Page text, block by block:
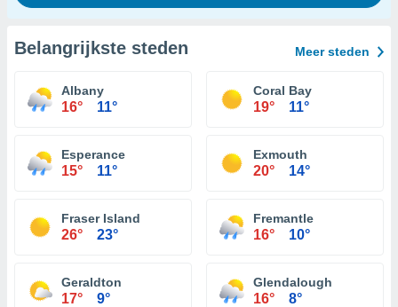
Belangrijkste steden Meer steden
Albany
16° 11°
Coral Bay
19° 11°
Esperance
15° 11°
Exmouth
20° 14°
Fraser Island
26° 23°
Fremantle
16° 10°
Geraldton
17° 9°
Glendalough
16° 8°